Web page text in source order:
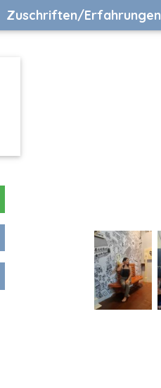
Zuschriften/Erfahrungen